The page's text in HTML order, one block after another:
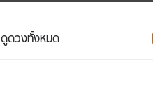
ดูดวงทั้งหมด